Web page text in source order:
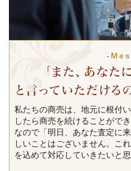
-
私たちの商売は、地元に根付
したら商売を続けることがで
なので「明日、あなた査定に
しいことはございません。こ
を込めて対応していきたいと思